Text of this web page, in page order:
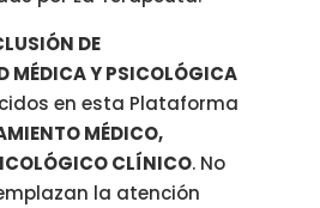
DE
MÉDICA Y PSICOLÓGICA
en esta Plataforma
MÉDICO,
CLÍNICO. No
la atención